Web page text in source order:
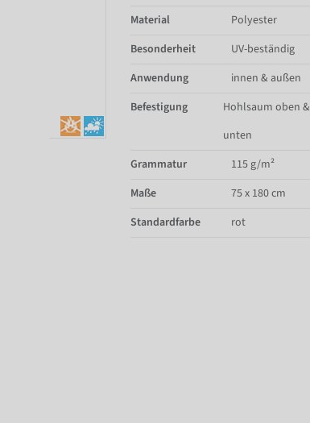
Material
Polyester
Besonderheit
UV-beständig
Anwendung
innen & außen
Befestigung
Hohlsaum oben &
unten
Grammatur
115 g/m²
Maße
75 x 180 cm
Standardfarbe
rot